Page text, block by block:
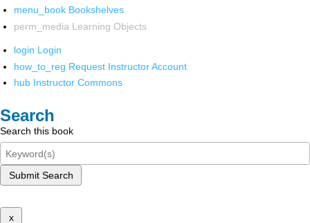
menu_book Bookshelves
perm_media Learning Objects
login Login
how_to_reg Request Instructor Account
hub Instructor Commons
Search
Search this book
Submit Search
x